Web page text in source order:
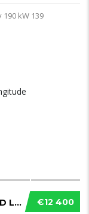
190 kW 139
€12 400
JEEP – COMPASS – 2.0 MJT II AUT. 4WD LONGITUDE #UNICOPROPRIETARIO